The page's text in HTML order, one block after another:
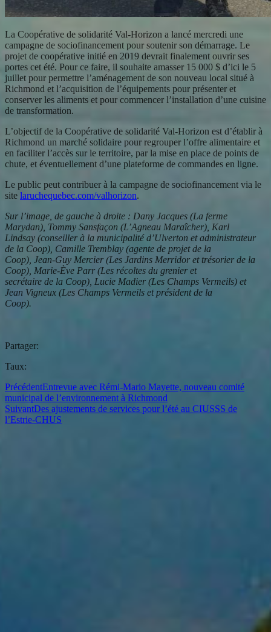
La Coopérative de solidarité Val-Horizon a lancé mercredi une
campagne de sociofinancement pour soutenir son démarrage. Le
projet de coopérative initié en 2019 devrait finalement ouvrir ses
portes cet été. Pour ce faire, il souhaite amasser 15 000 $ d’ici le 5
juillet pour permettre l’aménagement de son nouveau local situé à
Richmond et l’acquisition de l’équipements pour présenter et
conserver les aliments et pour commencer l’installation d’une cuisine
de transformation.
L’objectif de la Coopérative de solidarité Val-Horizon est d’établir à
Richmond un marché solidaire pour regrouper l’offre alimentaire et
en faciliter l’accès sur le territoire, par la mise en place de points de
chute, et éventuellement d’une plateforme de commandes en ligne.
Le public peut contribuer à la campagne de sociofinancement via le
site laruchequebec.com/valhorizon.
Sur l’image, de gauche à droite : Dany Jacques (La ferme
Marydan), Tommy Sansfaçon (L’Agneau Maraîcher), Karl
Lindsay (conseiller à la municipalité d’Ulverton et administrateur
de la Coop), Camille Tremblay (agente de projet de la
Coop), Jean-Guy Mercier (Les Jardins Merridor et trésorier de la
Coop), Marie-Ève Parr (Les récoltes du grenier et
secrétaire de la Coop), Lucie Madier (Les Champs Vermeils) et
Jean Vigneux (Les Champs Vermeils et président de la
Coop).
Partager:
Taux:
PrécédentEntrevue avec Rémi-Mario Mayette, nouveau comité
municipal de l’environnement à Richmond
SuivantDes ajustements de services pour l’été au CIUSSS de
l’Estrie-CHUS